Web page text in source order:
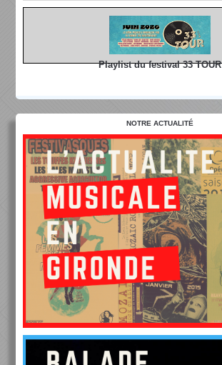
Playlist du festival 33 TOUR
NOTRE ACTUALITÉ